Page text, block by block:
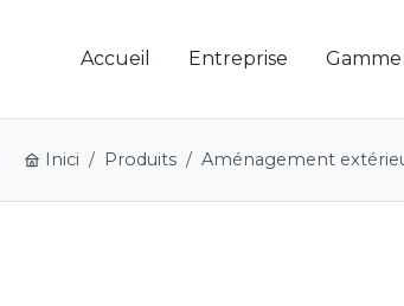
Accueil Entreprise
Inici Produits Aménagement